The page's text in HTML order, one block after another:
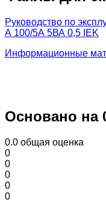
Руководство по
А 100/5А 5ВА 0,5 IEK
Информационные
Основано на
0.0 общая оценка
0
0
0
0
0